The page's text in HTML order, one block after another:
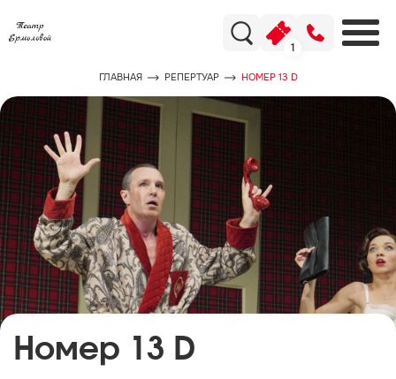
1
ГЛАВНАЯ РЕПЕРТУАР НОМЕР 13 D
Номер 13 D